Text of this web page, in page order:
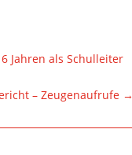
Jahren als Schulleiter
– Zeugenaufrufe →